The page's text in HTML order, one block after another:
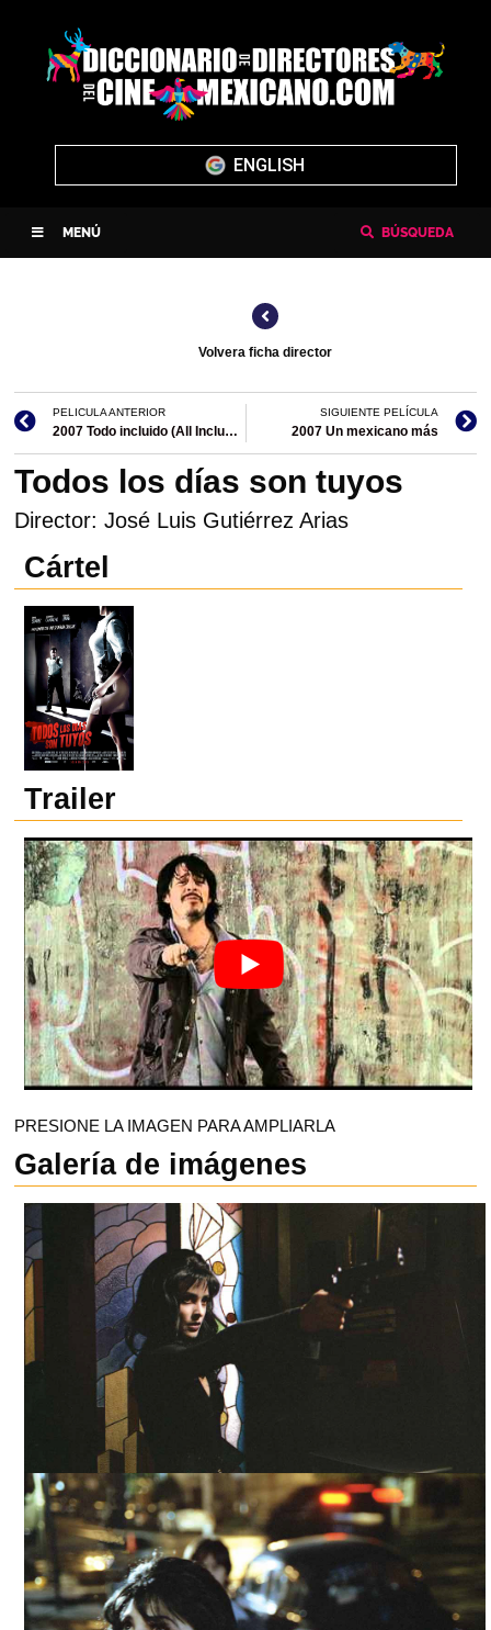
ENGLISH
MENÚ BÚSQUEDA
Volvera ficha director
PELICULA ANTERIOR
2007 Todo incluido (All Inclusive) (única película en México)
SIGUIENTE PELÍCULA
2007 Un mexicano más
Todos los días son tuyos
Director: José Luis Gutiérrez Arias
Cártel
Trailer
PRESIONE LA IMAGEN PARA AMPLIARLA
Galería de imágenes
TODOS LOS DÍAS SON TUYOS, ARCHIVO IMCINE